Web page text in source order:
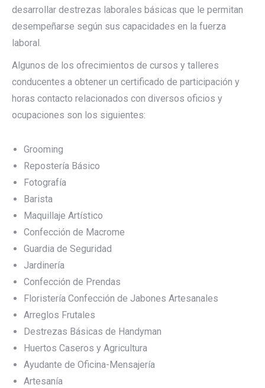
desarrollar destrezas laborales básicas que le permitan
desempeñarse según sus capacidades en la fuerza
laboral.
Algunos de los ofrecimientos de cursos y talleres
conducentes a obtener un certificado de participación y
horas contacto relacionados con diversos oficios y
ocupaciones son los siguientes:
Grooming
Repostería Básico
Fotografía
Barista
Maquillaje Artístico
Confección de Macrome
Guardia de Seguridad
Jardinería
Confección de Prendas
Floristería Confección de Jabones Artesanales
Arreglos Frutales
Destrezas Básicas de Handyman
Huertos Caseros y Agricultura
Ayudante de Oficina-Mensajería
Artesanía